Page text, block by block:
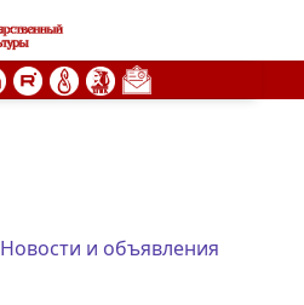
Новости и объявления